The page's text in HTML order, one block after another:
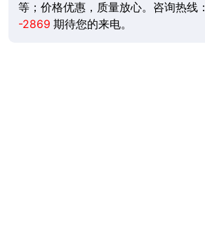
等；价格优惠，质量放心。咨询热线：
-2869 期待您的来电。